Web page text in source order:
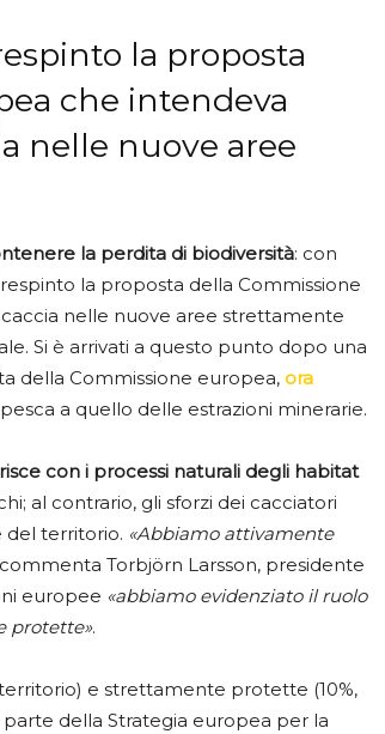
la proposta
che intendeva
nelle nuove aree
la perdita di biodiversità: con
la proposta della Commissione
nelle nuove aree strettamente
Si è arrivati a questo punto dopo una
della Commissione europea, ora
a quello delle estrazioni minerarie.
con i processi naturali degli habitat
al contrario, gli sforzi dei cacciatori
del territorio. «Abbiamo attivamente
Torbjörn Larsson, presidente
europee «abbiamo evidenziato il ruolo
protette».
e strettamente protette (10%,
della Strategia europea per la